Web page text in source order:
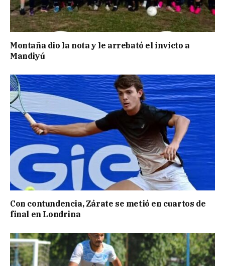
Montaña dio la nota y le arrebató el invicto a
Mandiyú
Con contundencia, Zárate se metió en cuartos de
final en Londrina